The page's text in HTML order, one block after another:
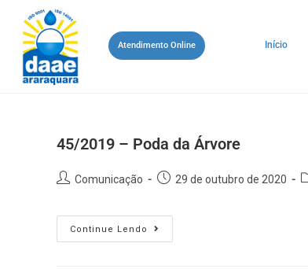
Atendimento Online Início
45/2019 – Poda da Árvore
Comunicação 29 de outubro de 2020
Continue Lendo